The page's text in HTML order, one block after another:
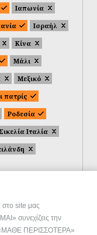
στο site μας
συνεχίζεις την
«ΜΑΘΕ ΠΕΡΙΣΣΟΤΕΡΑ»
Ιαπωνία
Ισραήλ
Κίνα
Μάλι
Μεξικό
πατρίς
Ροδεσία
Σικελία Ιταλία